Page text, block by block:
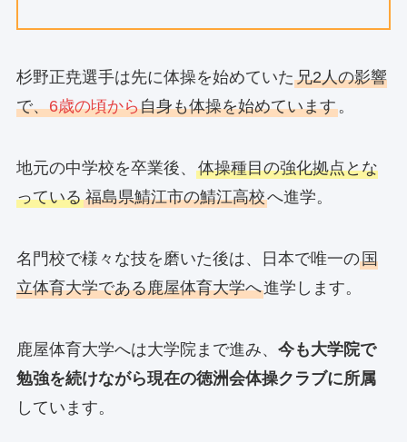
杉野正尭選手は先に体操を始めていた兄2人の影響
で、6歳の頃から自身も体操を始めています。
地元の中学校を卒業後、 体操種目の強化拠点とな
っている 福島県鯖江市の鯖江高校へ進学。
名門校で様々な技を磨いた後は、日本で唯一の国
立体育大学である鹿屋体育大学へ進学します。
鹿屋体育大学へは大学院まで進み、 今も大学院で
勉強を続けながら現在の徳洲会体操クラブに所属
しています。